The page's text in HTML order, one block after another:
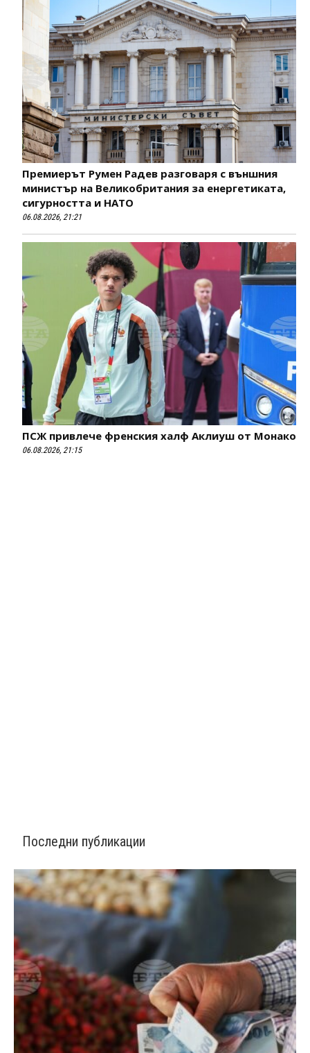
Премиерът Румен Радев разговаря с външния
министър на Великобритания за енергетиката,
сигурността и НАТО
06.08.2026, 21:21
ПСЖ привлече френския халф Аклиуш от Монако
06.08.2026, 21:15
Последни публикации